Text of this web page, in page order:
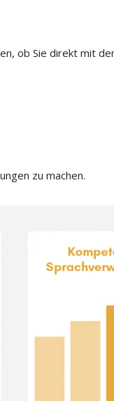
ob Sie direkt mit
zu machen.